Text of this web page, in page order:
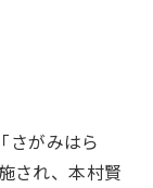
さがみはら
され、本村賢